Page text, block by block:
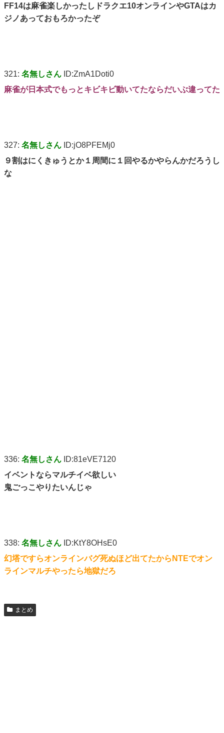
FF14は麻雀楽しかったしドラクエ10オンラインやGTAはカ
ジノあっておもろかったぞ
321: 名無しさん ID:ZmA1Doti0
麻雀が日本式でもっとキビキビ動いてたならだいぶ違ってた
327: 名無しさん ID:jO8PFEMj0
９割はにくきゅうとか１周間に１回やるかやらんかだろうし
な
336: 名無しさん ID:81eVE7120
イベントならマルチイベ欲しい
鬼ごっこやりたいんじゃ
338: 名無しさん ID:KtY8OHsE0
幻塔ですらオンラインバグ死ぬほど出てたからNTEでオン
ラインマルチやったら地獄だろ
まとめ